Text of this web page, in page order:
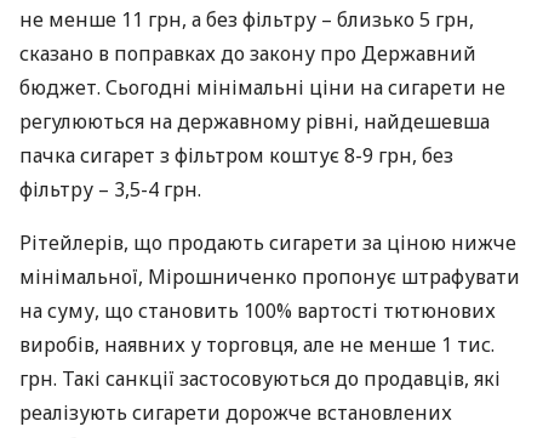
не менше 11 грн, а без фільтру – близько 5 грн,
сказано в поправках до закону про Державний
бюджет. Сьогодні мінімальні ціни на сигарети не
регулюються на державному рівні, найдешевша
пачка сигарет з фільтром коштує 8-9 грн, без
фільтру – 3,5-4 грн.
Рітейлерів, що продають сигарети за ціною нижче
мінімальної, Мірошниченко пропонує штрафувати
на суму, що становить 100% вартості тютюнових
виробів, наявних у торговця, але не менше 1 тис.
грн. Такі санкції застосовуються до продавців, які
реалізують сигарети дорожче встановлених